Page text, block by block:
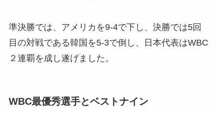
準決勝では、アメリカを9-4で下し、決勝では5回
目の対戦である韓国を5-3で倒し、日本代表はWBC
２連覇を成し遂げました。
WBC最優秀選手とベストナイン